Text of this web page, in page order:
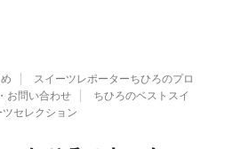
スイーツレポーターちひろのプロ
お問い合わせ
ちひろのベストスイ
ツセレクション